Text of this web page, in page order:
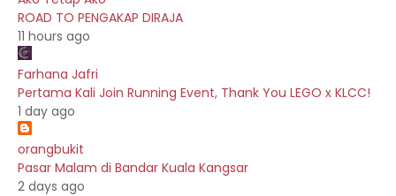
ROAD TO PENGAKAP DIRAJA
11 hours ago
Farhana Jafri
Pertama Kali Join Running Event, Thank You LEGO x KLCC!
1 day ago
orangbukit
Pasar Malam di Bandar Kuala Kangsar
2 days ago